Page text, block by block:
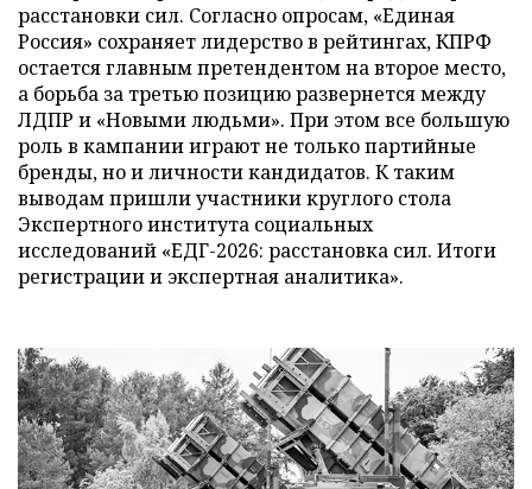
расстановки сил. Согласно опросам, «Единая
Россия» сохраняет лидерство в рейтингах, КПРФ
остается главным претендентом на второе место,
а борьба за третью позицию развернется между
ЛДПР и «Новыми людьми». При этом все большую
роль в кампании играют не только партийные
бренды, но и личности кандидатов. К таким
выводам пришли участники круглого стола
Экспертного института социальных
исследований «ЕДГ-2026: расстановка сил. Итоги
регистрации и экспертная аналитика».